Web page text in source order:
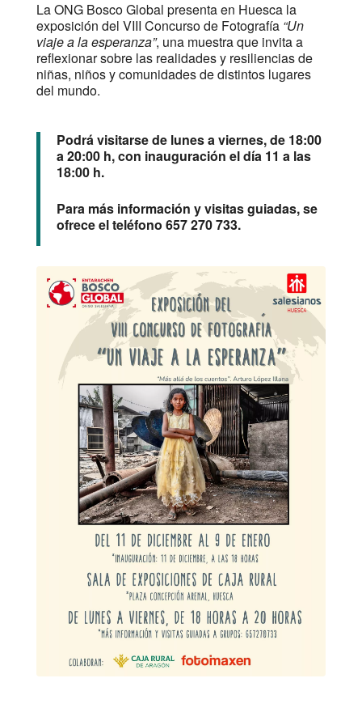
La ONG Bosco Global presenta en Huesca la
exposición del VIII Concurso de Fotografía “Un
viaje a la esperanza”, una muestra que invita a
reflexionar sobre las realidades y resiliencias de
niñas, niños y comunidades de distintos lugares
del mundo.
Podrá visitarse de lunes a viernes, de 18:00
a 20:00 h, con inauguración el día 11 a las
18:00 h.
Para más información y visitas guiadas, se
ofrece el teléfono 657 270 733.